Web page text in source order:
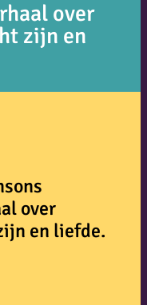
over
zijn en
over
en liefde.